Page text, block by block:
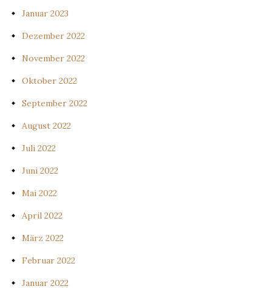
Januar 2023
Dezember 2022
November 2022
Oktober 2022
September 2022
August 2022
Juli 2022
Juni 2022
Mai 2022
April 2022
März 2022
Februar 2022
Januar 2022